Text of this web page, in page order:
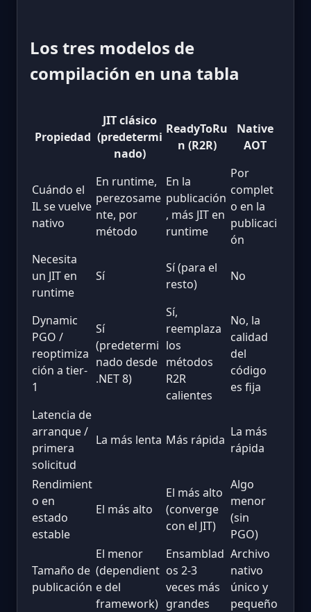
Los tres modelos de
compilación en una tabla
Propiedad
JIT clásico
(predetermi
nado)
ReadyToRu
n (R2R)
Native
AOT
Cuándo el
IL se vuelve
nativo
En runtime,
perezosame
nte, por
método
En la
publicación
, más JIT en
runtime
Por
complet
o en la
publicaci
ón
Necesita
un JIT en
runtime
Sí
Sí (para el
resto)
No
Dynamic
PGO /
reoptimiza
ción a tier-
1
Sí
(predetermi
nado desde
.NET 8)
Sí,
reemplaza
los
métodos
R2R
calientes
No, la
calidad
del
código
es fija
Latencia de
arranque /
primera
solicitud
La más lenta Más rápida
La más
rápida
Rendimient
o en
estado
estable
El más alto
El más alto
(converge
con el JIT)
Algo
menor
(sin
PGO)
Tamaño de
publicación
El menor
(dependient
e del
framework)
Ensamblad
os 2-3
veces más
grandes
Archivo
nativo
único y
pequeño